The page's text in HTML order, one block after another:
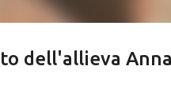
dell'allieva